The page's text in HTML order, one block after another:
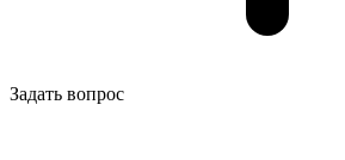
Задать вопрос